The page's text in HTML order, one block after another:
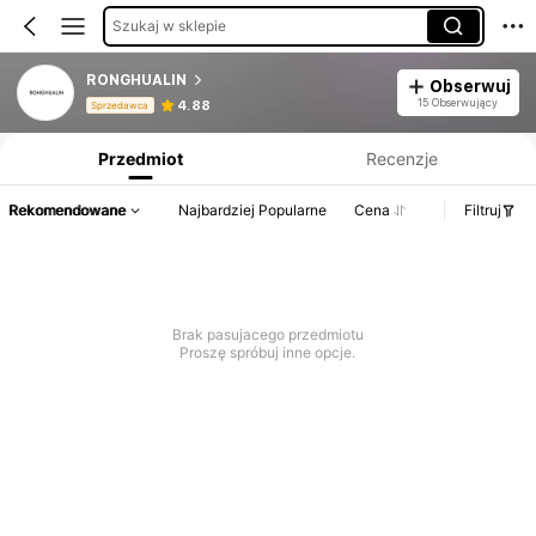
Szukaj w sklepie
RONGHUALIN
Sprzedawca 4.88
Obserwuj
15 Obserwujący
Przedmiot Recenzje
Rekomendowane Najbardziej Popularne Cena Filtruj
Brak pasujacego przedmiotu
Proszę spróbuj inne opcje.